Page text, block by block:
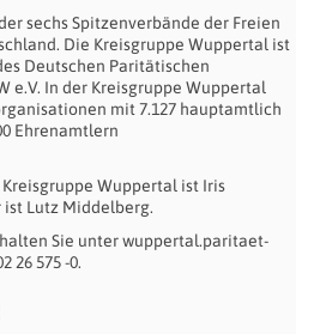
sechs Spitzenverbände der Freien
Die Kreisgruppe Wuppertal ist
Deutschen Paritätischen
e.V. In der Kreisgruppe Wuppertal
mit 7.127 hauptamtlich
Ehrenamtlern
Wuppertal ist Iris
ist Lutz Middelberg.
Sie unter wuppertal.paritaet-
26 575 -0.